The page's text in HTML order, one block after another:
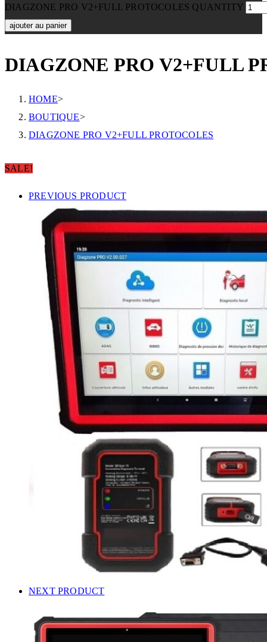
DIAGZONE PRO V2+FULL PROTOCOLES QUANTITY
ajouter au panier
DIAGZONE PRO V2+FULL
HOME>
BOUTIQUE>
DIAGZONE PRO V2+FULL PROTOCOLES
SALE!
PREVIOUS PRODUCT
NEXT PRODUCT